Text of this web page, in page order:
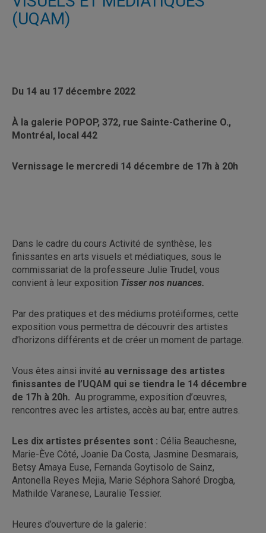
(UQAM)
Du 14 au 17 décembre 2022
À la galerie POPOP, 372, rue Sainte-Catherine O.,
Montréal, local 442
Vernissage le mercredi 14 décembre de 17h à 20h
Dans le cadre du cours Activité de synthèse, les
finissantes en arts visuels et médiatiques, sous le
commissariat de la professeure Julie Trudel, vous
convient à leur exposition Tisser nos nuances.
Par des pratiques et des médiums protéiformes, cette
exposition vous permettra de découvrir des artistes
d’horizons différents et de créer un moment de partage.
Vous êtes ainsi invité au vernissage des artistes
finissantes de l’UQAM qui se tiendra le 14 décembre
de 17h à 20h. Au programme, exposition d’œuvres,
rencontres avec les artistes, accès au bar, entre autres.
Les dix artistes présentes sont : Célia Beauchesne,
Marie-Ève Côté, Joanie Da Costa, Jasmine Desmarais,
Betsy Amaya Euse, Fernanda Goytisolo de Sainz,
Antonella Reyes Mejia, Marie Séphora Sahoré Drogba,
Mathilde Varanese, Lauralie Tessier.
Heures d’ouverture de la galerie :